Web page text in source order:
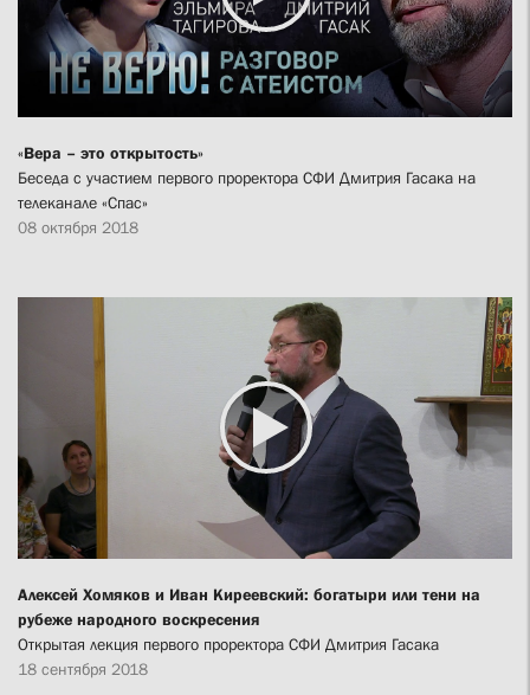
«Вера – это открытость»
Беседа с участием первого проректора СФИ Дмитрия Гасака на
телеканале «Спас»
08 октября 2018
Алексей Хомяков и Иван Киреевский: богатыри или тени на
рубеже народного воскресения
Открытая лекция первого проректора СФИ Дмитрия Гасака
18 сентября 2018